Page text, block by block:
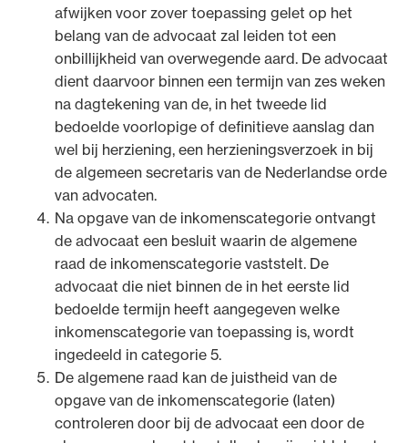
afwijken voor zover toepassing gelet op het
belang van de advocaat zal leiden tot een
onbillijkheid van overwegende aard. De advocaat
dient daarvoor binnen een termijn van zes weken
na dagtekening van de, in het tweede lid
bedoelde voorlopige of definitieve aanslag dan
wel bij herziening, een herzieningsverzoek in bij
de algemeen secretaris van de Nederlandse orde
van advocaten.
Na opgave van de inkomenscategorie ontvangt
de advocaat een besluit waarin de algemene
raad de inkomenscategorie vaststelt. De
advocaat die niet binnen de in het eerste lid
bedoelde termijn heeft aangegeven welke
inkomenscategorie van toepassing is, wordt
ingedeeld in categorie 5.
De algemene raad kan de juistheid van de
opgave van de inkomenscategorie (laten)
controleren door bij de advocaat een door de